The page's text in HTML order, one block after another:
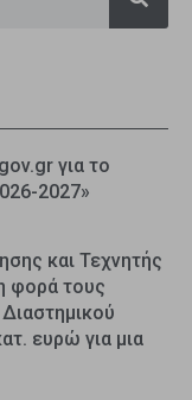
για το
2027»
και Τεχνητής
φορά τους
ευρώ για μια